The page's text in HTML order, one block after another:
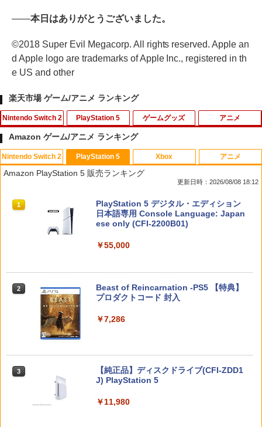
――本日はありがとうございました。
©2018 Super Evil Megacorp. All rights reserved. Apple an
d Apple logo are trademarks of Apple Inc., registered in th
e US and other
楽天市場 ゲーム/アニメ ランキング
Nintendo Switch 2
1
【ダイヤ・プラチナ会員様限定！エント
リーでポイント10倍！】【メール便発
送】【新品】任天堂 Nintendo Switch 2
ス
￥6,750
260305)
3
【特典】デジモンストーリー タイムスト
特典】プレオーダーパック＋「デジモン
カードゲーム」プレイアブルカード)
￥6,943
PlayStation 5
1
ゲームテック エイミングスティック Tor
nado LH [YF2430]
【中古】PS5イースX −NORDICS−
￥2,480
ゲームグッズ
1
【中古】ワールドサッカーウイニングイ
レブン10
【中古】ポケットモンスター サン - 3DS
[Switch] Pokemon Champions + スタ
￥980
アニメ
1
【通常版 Blu-ray/DVD】【場面写クリア
カード3枚セット（竈門炭治郎、冨岡義
勇、猗窩座）】 劇場版「鬼滅の刃」無限
￥7,450
￥7,722
￥7,821
Amazon ゲーム/アニメ ランキング
Nintendo Switch 2
1
スプラトゥーン レイダース|オンライン
コード版
2 スプラトゥーン レイダース -Switch2
3 Nintendo Switch 2(日本語・国内専用)
PlayStation 5
Amazon PlayStation 5 販売ランキング
更新日時：2026/08/08 18:12
1
PlayStation 5 デジタル・エディション
日本語専用 Console Language: Japan
ese only (CFI-2200B01)
￥55,000
2
Beast of Reincarnation -PS5 【特典】
プロダクトコード 封入
￥7,286
3
【純正品】ディスクドライブ(CFI-ZDD1
J) PlayStation 5
￥11,980
Xbox アニメ